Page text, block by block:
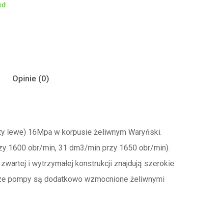
Opinie (0)
lewe) 16Mpa w korpusie żeliwnym Waryński.
1600 obr/min, 31 dm3/min przy 1650 obr/min).
i wytrzymałej konstrukcji znajdują szerokie
pompy są dodatkowo wzmocnione żeliwnymi